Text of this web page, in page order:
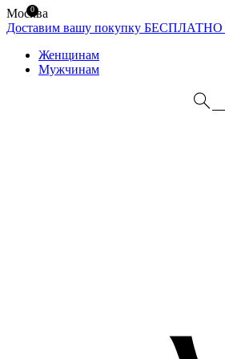
Москва
Доставим вашу покупку БЕСПЛАТНО
Женщинам
Мужчинам
0